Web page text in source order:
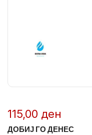
115,00 ден
ДОБИЈ ГО ДЕНЕС